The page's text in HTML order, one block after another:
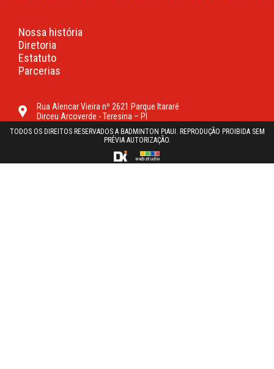
Nossa história
Diretoria
Estatuto
Parcerias
Rua Alencar Vieira nº 2621 Parque Itararé
Dirceu Arcoverde - Teresina – PI
TODOS OS DIREITOS RESERVADOS A BADMINTON PIAUI. REPRODUÇÃO PROIBIDA SEM
PRÉVIA AUTORIZAÇÃO.